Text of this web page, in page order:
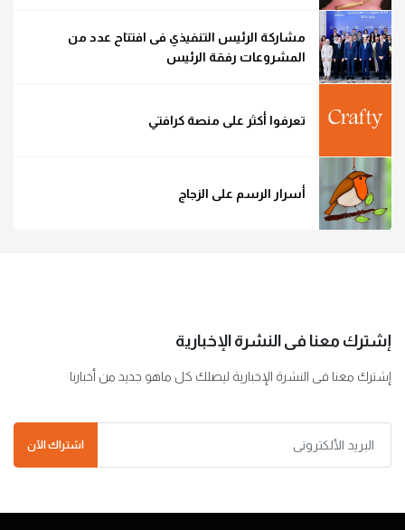
مشاركة الرئيس التنفيذي فى افتتاح عدد من
المشروعات رفقة الرئيس
تعرفوا أكثر على منصة كرافتي
أسرار الرسم على الزجاج
إشترك معنا فى النشرة الإخبارية
إشترك معنا فى النشرة الإخبارية ليصلك كل ماهو جديد من أخبارنا
اشتراك الآن